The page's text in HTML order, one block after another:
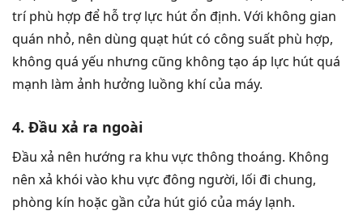
trí phù hợp để hỗ trợ lực hút ổn định. Với không gian
quán nhỏ, nên dùng quạt hút có công suất phù hợp,
không quá yếu nhưng cũng không tạo áp lực hút quá
mạnh làm ảnh hưởng luồng khí của máy.
4. Đầu xả ra ngoài
Đầu xả nên hướng ra khu vực thông thoáng. Không
nên xả khói vào khu vực đông người, lối đi chung,
phòng kín hoặc gần cửa hút gió của máy lạnh.